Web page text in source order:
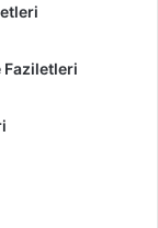
Faziletleri